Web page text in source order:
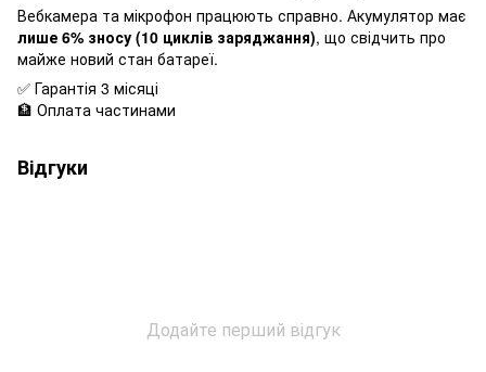
Вебкамера та мікрофон працюють справно. Акумулятор має
лише 6% зносу (10 циклів заряджання), що свідчить про
майже новий стан батареї.
✅ Гарантія 3 місяці
🏦 Оплата частинами
Відгуки
Додайте перший відгук